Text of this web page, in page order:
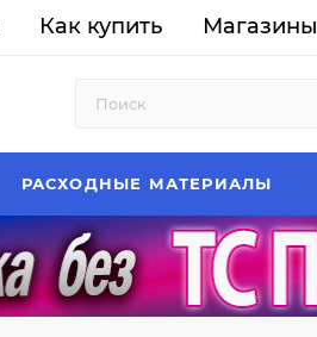
Как купить Магазины
РАСХОДНЫЕ МАТЕРИАЛЫ